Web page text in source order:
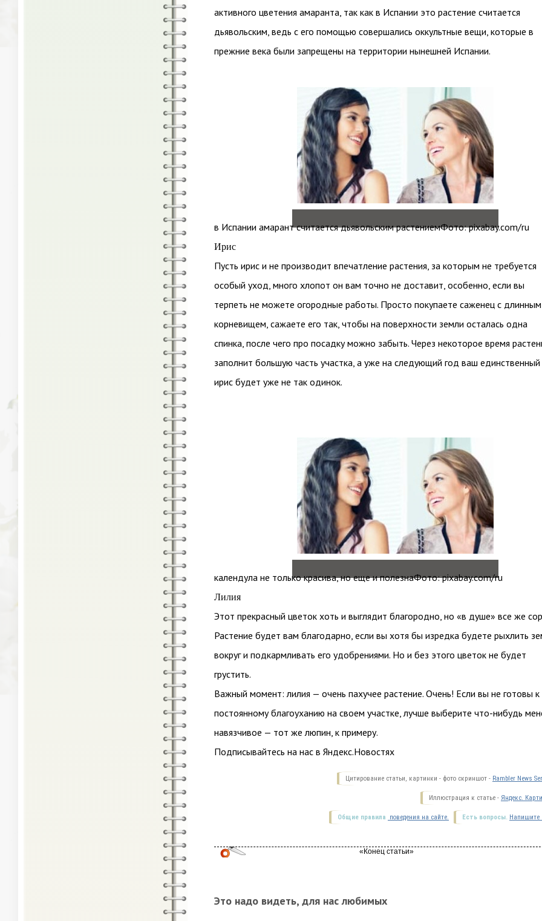
активного цветения амаранта, так как в Испании это растение считается
дьявольским, ведь с его помощью совершались оккультные вещи, которые в
прежние века были запрещены на территории нынешней Испании.
в Испании амарант считается дьявольским растениемФото: pixabay.com/ru
Ирис
Пусть ирис и не производит впечатление растения, за которым не требуется
особый уход, много хлопот он вам точно не доставит, особенно, если вы
терпеть не можете огородные работы. Просто покупаете саженец с длинным
корневищем, сажаете его так, чтобы на поверхности земли осталась одна
спинка, после чего про посадку можно забыть. Через некоторое время
заполнит большую часть участка, а уже на следующий год ваш единственный
ирис будет уже не так одинок.
календула не только красива, но еще и полезнаФото: pixabay.com/ru
Лилия
Этот прекрасный цветок хоть и выглядит благородно, но «в душе» все же
Растение будет вам благодарно, если вы хотя бы изредка будете рыхлить
вокруг и подкармливать его удобрениями. Но и без этого цветок не будет
грустить.
Важный момент: лилия — очень пахучее растение. Очень! Если вы не готовы к
постоянному благоуханию на своем участке, лучше выберите что-нибудь
навязчивое — тот же люпин, к примеру.
Подписывайтесь на нас в Яндекс.Новостях
Цитирование статьи, картинки - фото скриншот - Rambler News
Иллюстрация к статье - Яндекс.
Есть вопросы. Напишите
Общие правила поведения на сайте.
Это надо видеть, для нас любимых